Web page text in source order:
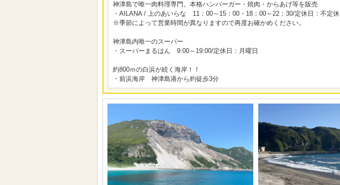
神津島で唯一肉料理専門。本格ハンバーガー・焼肉・からあげ等を販売
・AILANA / 上のあいらな 11：00～15：00・18：00～22：30/定休日：不定休
※季節によって営業時間が異なりますので再度お確かめください。
神津島内唯一のスーパー
・スーパーまるはん 9:00～19:00/定休日：月曜日
約800ｍの白浜が続く海岸！！
・前浜海岸 神津島港から約徒歩3分